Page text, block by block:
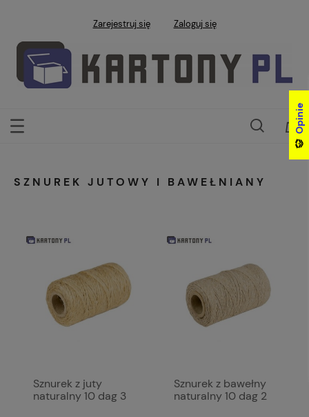
Zarejestruj się Zaloguj się
SZNUREK JUTOWY I BAWEŁNIANY
Sznurek z juty
naturalny 10 dag 3
Sznurek z bawełny
naturalny 10 dag 2
Opinie
Opinie